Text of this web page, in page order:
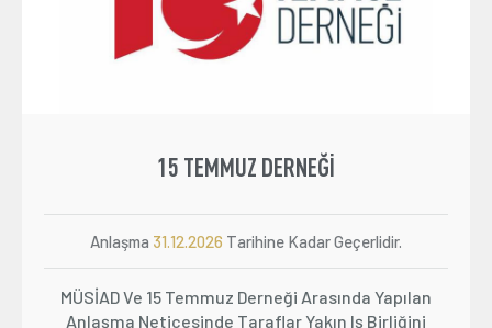
İletişim Hakkımızda Galeri
15 TEMMUZ DERNEĞI
Anlaşma 31.12.2026 Tarihine Kadar Geçerlidir.
MÜSİAD Ve 15 Temmuz Derneği Arasında Yapılan
Anlaşma Neticesinde Taraflar Yakın Iş Birliğini